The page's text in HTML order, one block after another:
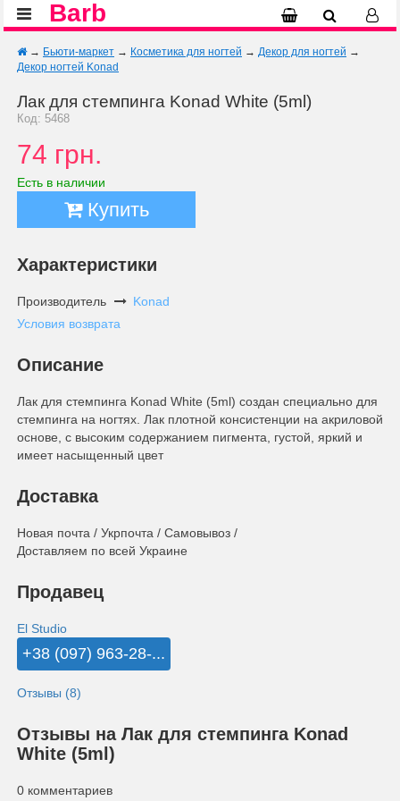
Barb
→ Бьюти-маркет → Косметика для ногтей → Декор для ногтей →
Декор ногтей Konad
Лак для стемпинга Konad White (5ml)
Код: 5468
74 грн.
Есть в наличии
Купить
Характеристики
Производитель
Konad
Условия возврата
Описание
Лак для стемпинга Konad White (5ml) создан специально для
стемпинга на ногтях. Лак плотной консистенции на акриловой
основе, с высоким содержанием пигмента, густой, яркий и
имеет насыщенный цвет
Доставка
Новая почта / Укрпочта / Самовывоз /
Доставляем по всей Украине
Продавец
El Studio
+38 (097) 963-28-...
Отзывы (8)
Отзывы на Лак для стемпинга Konad
White (5ml)
0 комментариев